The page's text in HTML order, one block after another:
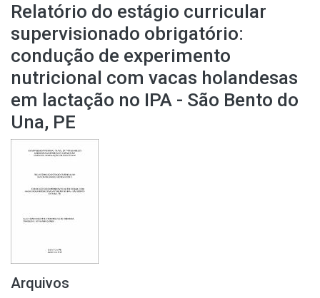
Relatório do estágio curricular
supervisionado obrigatório:
condução de experimento
nutricional com vacas holandesas
em lactação no IPA - São Bento do
Una, PE
Arquivos